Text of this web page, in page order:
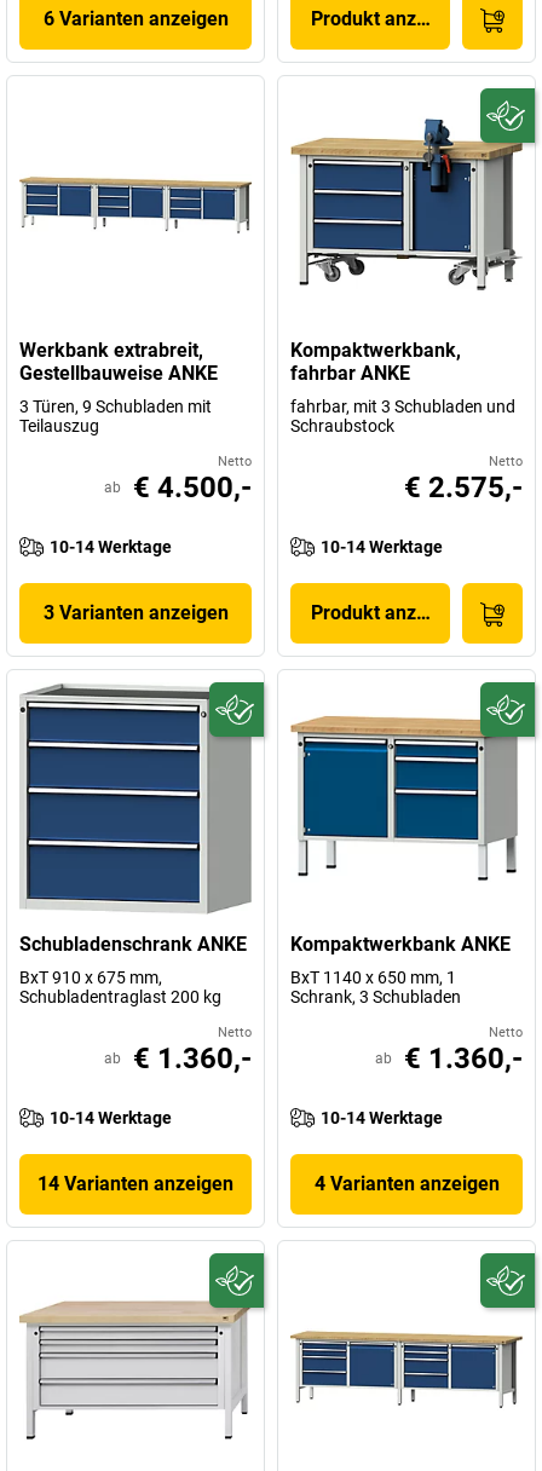
6 Varianten anzeigen Produkt anzeigen
Werkbank extrabreit,
Gestellbauweise ANKE
3 Türen, 9 Schubladen mit
Teilauszug
Netto
ab € 4.500,-
10-14 Werktage
3 Varianten anzeigen
Kompaktwerkbank,
fahrbar ANKE
fahrbar, mit 3 Schubladen und
Schraubstock
Netto
€ 2.575,-
10-14 Werktage
Produkt anzeigen
Schubladenschrank ANKE
BxT 910 x 675 mm,
Schubladentraglast 200 kg
Netto
ab € 1.360,-
10-14 Werktage
14 Varianten anzeigen
Kompaktwerkbank ANKE
BxT 1140 x 650 mm, 1
Schrank, 3 Schubladen
Netto
ab € 1.360,-
10-14 Werktage
4 Varianten anzeigen